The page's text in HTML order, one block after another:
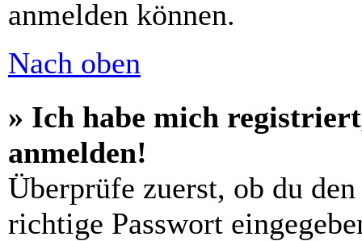
anmelden können.
Nach oben
» Ich habe mich
anmelden!
Überprüfe zuerst, ob du
richtige Passwort